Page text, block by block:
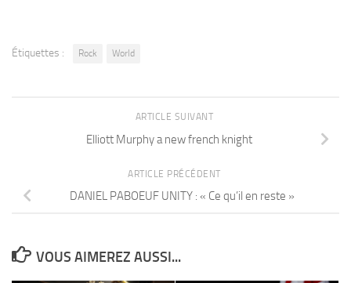
Étiquettes : Rock World
ARTICLE SUIVANT
Elliott Murphy a new french knight
ARTICLE PRÉCÉDENT
DANIEL PABOEUF UNITY : « Ce qu’il en reste »
VOUS AIMEREZ AUSSI...